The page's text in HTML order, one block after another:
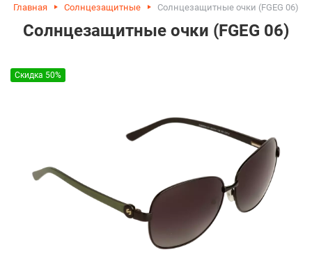
Главная Солнцезащитные Солнцезащитные очки (FGEG 06)
Солнцезащитные очки (FGEG 06)
Скидка 50%